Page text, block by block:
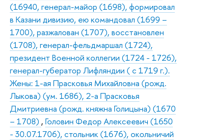
(16940, генерал-майор (1698), формировал
в Казани дивизию, ею командовал (1699 –
1700), разжалован (1707), восстановлен
(1708), генерал-фельдмаршал (1724),
президент Военной коллегии (1724 - 1726),
генерал-губератор Лифляндии ( с 1719 г.).
Жены: 1-ая Прасковья Михайловна (рожд.
Лыкова) (ум. 1686), 2-а Прасковья
Дмитриевна (рожд. княжна Голицына) (1670
– 1708) , Головин Федор Алексеевич (1650
- 30.07.1706), стольник (1676), окольничий